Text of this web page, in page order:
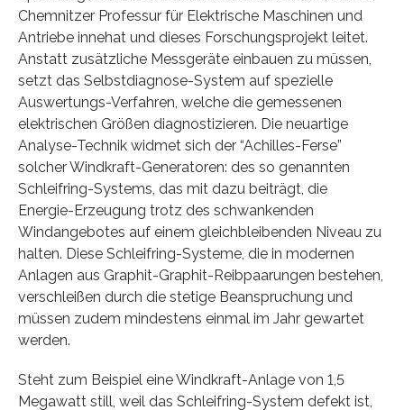
Chemnitzer Professur für Elektrische Maschinen und
Antriebe innehat und dieses Forschungsprojekt leitet.
Anstatt zusätzliche Messgeräte einbauen zu müssen,
setzt das Selbstdiagnose-System auf spezielle
Auswertungs-Verfahren, welche die gemessenen
elektrischen Größen diagnostizieren. Die neuartige
Analyse-Technik widmet sich der “Achilles-Ferse”
solcher Windkraft-Generatoren: des so genannten
Schleifring-Systems, das mit dazu beiträgt, die
Energie-Erzeugung trotz des schwankenden
Windangebotes auf einem gleichbleibenden Niveau zu
halten. Diese Schleifring-Systeme, die in modernen
Anlagen aus Graphit-Graphit-Reibpaarungen bestehen,
verschleißen durch die stetige Beanspruchung und
müssen zudem mindestens einmal im Jahr gewartet
werden.
Steht zum Beispiel eine Windkraft-Anlage von 1,5
Megawatt still, weil das Schleifring-System defekt ist,